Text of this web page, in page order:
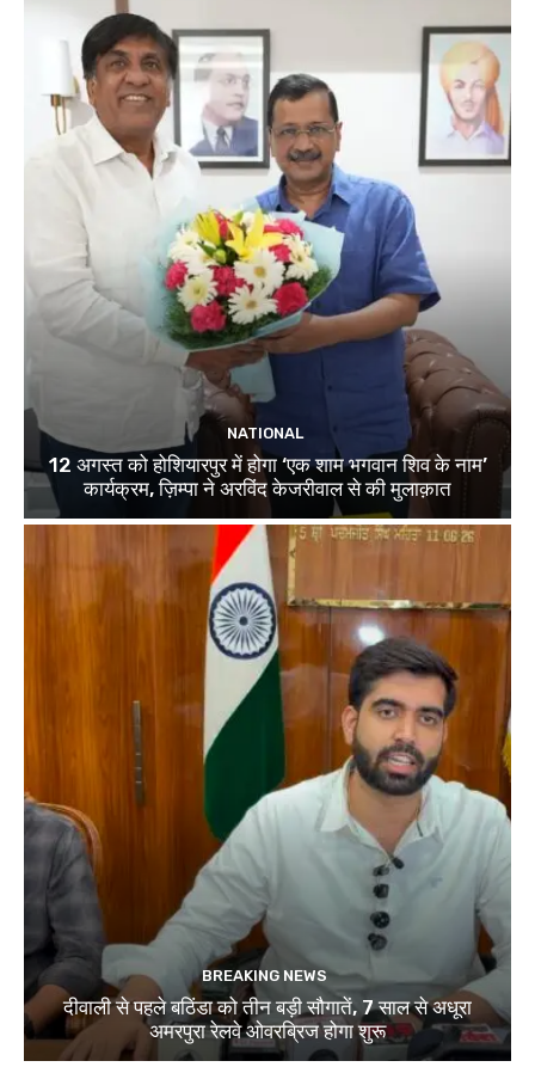
NATIONAL
12 अगस्त को होशियारपुर में होगा ‘एक शाम भगवान शिव के नाम’
कार्यक्रम, ज़िम्पा ने अरविंद केजरीवाल से की मुलाक़ात
BREAKING NEWS
दीवाली से पहले बठिंडा को तीन बड़ी सौगातें, 7 साल से अधूरा
अमरपुरा रेलवे ओवरब्रिज होगा शुरू